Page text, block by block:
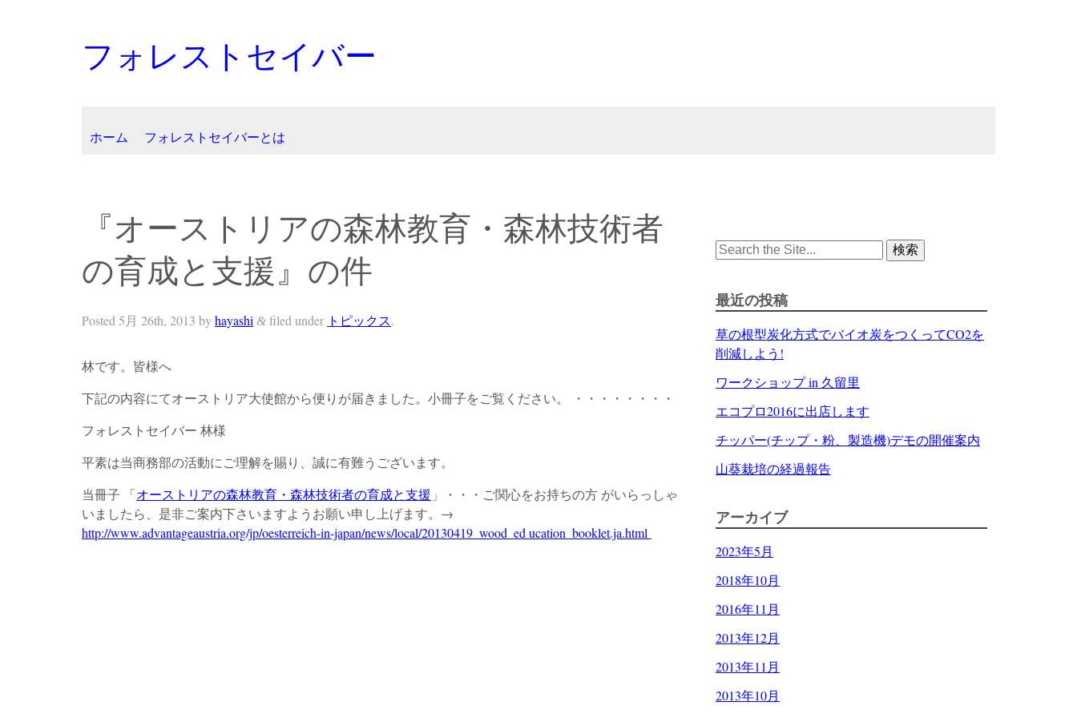
フォレストセイバー
ホーム フォレストセイバーとは
『オーストリアの森林教育・森林技術者
の育成と支援』の件
Posted 5月 26th, 2013 byhayashi & filed under トピックス.
林です。皆様へ
下記の内容にてオーストリア大使館から便りが届きました。小冊子をご覧ください。 ・・・・・・・・
フォレストセイバー 林様
平素は当商務部の活動にご理解を賜り、誠に有難うございます。
当冊子 「オーストリアの森林教育・森林技術者の育成と支援 」・・・ご関心をお持ちの方 がいらっしゃ
いましたら、是非ご案内下さいますようお願い申し上げます。→
http://www.advantageaustria.org/jp/oesterreich-in-japan/news/local/20130419_wood_ed ucation_booklet.ja.html
Search
最近の投稿
草の根型炭化方式でバイオ炭をつくってCO2を
削減しよう!
ワークショップ in 久留里
エコプロ2016に出店します
チッパー(チップ・粉、製造機)デモの開催案内
山葵栽培の経過報告
アーカイブ
2023年5月
2018年10月
2016年11月
2013年12月
2013年11月
2013年10月